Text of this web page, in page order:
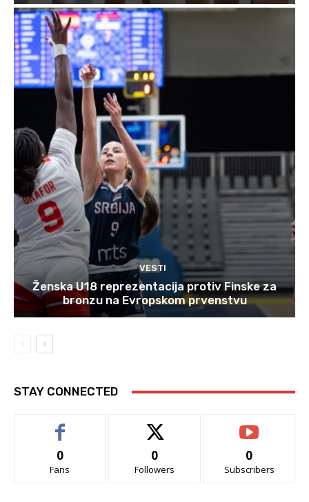
VESTI
Ženska U18 reprezentacija protiv Finske za
bronzu na Evropskom prvenstvu
STAY CONNECTED
0
Fans
0
Followers
0
Subscribers